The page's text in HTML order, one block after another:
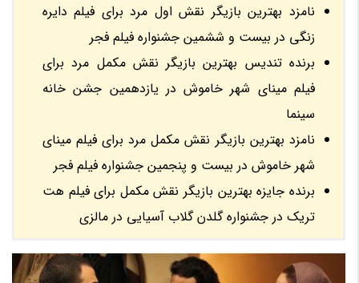
نامزد بهترین بازیگر نقش اول مرد برای فیلم دایره
زنگی در بیست و ششمین جشنواره فیلم فجر
برنده تندیس بهترین بازیگر نقش مکمل مرد برای
فیلم مینای شهر خاموش در یازدهمین جشن خانه
سینما
نامزد بهترین بازیگر نقش مکمل مرد برای فیلم مینای
شهر خاموش در بیست و پنجمین جشنواره فیلم فجر
برنده جایزه بهترین بازیگر نقش مکمل برای فیلم هت
تریک در جشنواره گلدن گلاب آسیایی در مالزی